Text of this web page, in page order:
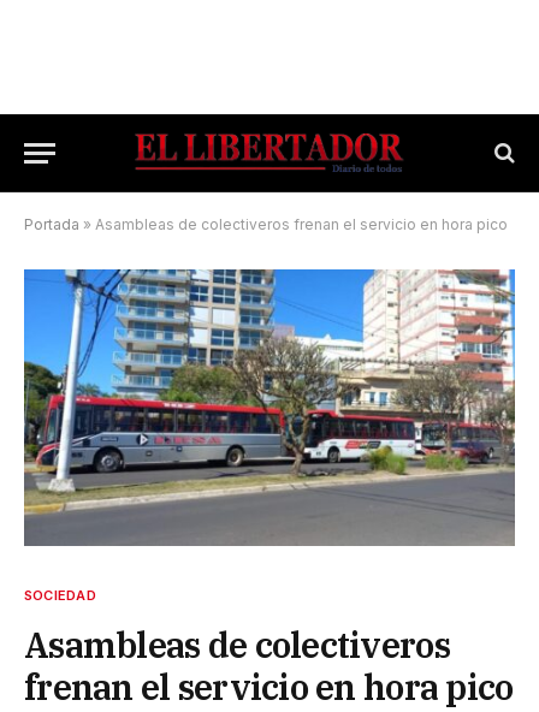
Portada » Asambleas de colectiveros frenan el servicio en hora pico
SOCIEDAD
Asambleas de colectiveros
frenan el servicio en hora pico